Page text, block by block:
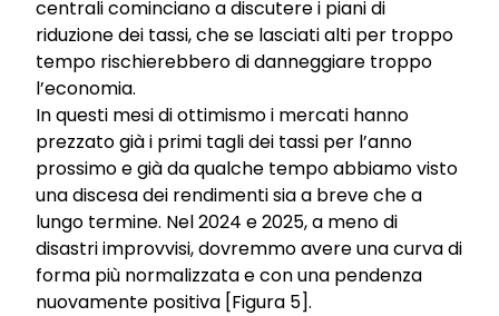
centrali cominciano a discutere i piani di
riduzione dei tassi, che se lasciati alti per troppo
tempo rischierebbero di danneggiare troppo
l’economia.
In questi mesi di ottimismo i mercati hanno
prezzato già i primi tagli dei tassi per l’anno
prossimo e già da qualche tempo abbiamo visto
una discesa dei rendimenti sia a breve che a
lungo termine. Nel 2024 e 2025, a meno di
disastri improvvisi, dovremmo avere una curva di
forma più normalizzata e con una pendenza
nuovamente positiva [Figura 5].